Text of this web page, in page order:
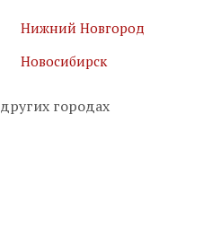
Нижний Новгород
Новосибирск
городах